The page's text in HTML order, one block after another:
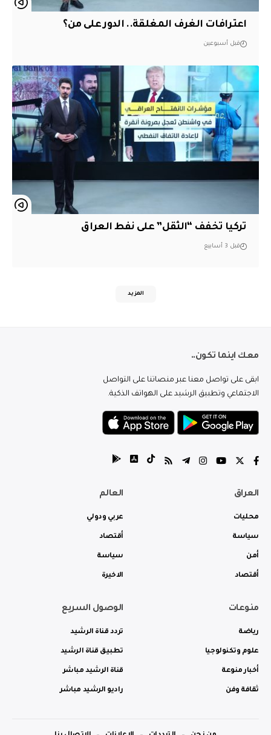
اعترافات الغرف المغلقة.. الدور على من؟
قبل أسبوعين
تركيا تخفف “الثقل” على نفط العراق
قبل 3 أسابيع
المزيد
معك اينما تكون..
ابقى على تواصل معنا عبر منصاتنا على التواصل
الاجتماعي وتطبيق الرشيد على الهواتف الذكية.
العراق
محليات
سياسة
أمن
أقتصاد
العالم
عربي ودولي
أقتصاد
سياسة
الاخيرة
منوعات
رياضة
علوم وتكنولوجيا
أخبار منوعة
ثقافة وفن
الوصول السريع
تردد قناة الرشيد
تطبيق قناة الرشيد
قناة الرشيد مباشر
راديو الرشيد مباشر